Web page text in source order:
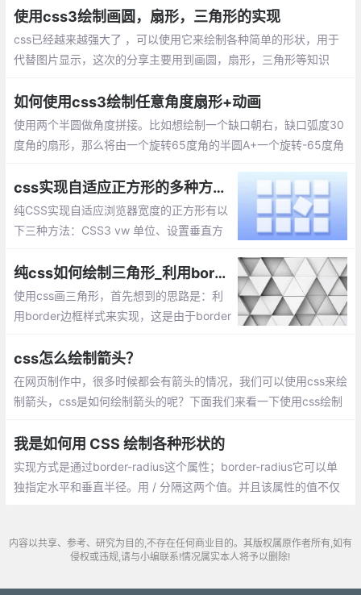
使用css3绘制画圆，扇形，三角形的实现
css已经越来越强大了 ，可以使用它来绘制各种简单的形状，用于
代替图片显示，这次的分享主要用到画圆，扇形，三角形等知识
如何使用css3绘制任意角度扇形+动画
使用两个半圆做角度拼接。比如想绘制一个缺口朝右，缺口弧度30
度角的扇形，那么将由一个旋转65度角的半圆A+一个旋转-65度角
css实现自适应正方形的多种方法实现
纯CSS实现自适应浏览器宽度的正方形有以
下三种方法：CSS3 vw 单位、设置垂直方
gin(padding)-top 撑开容器
纯css如何绘制三角形_利用border实现画三角形的原理方法
使用css画三角形，首先想到的思路是：利
用border边框样式来实现，这是由于border
css怎么绘制箭头？
在网页制作中，很多时候都会有箭头的情况，我们可以使用css来绘
制箭头，css是如何绘制箭头的呢？下面我们来看一下使用css绘制
我是如何用 CSS 绘制各种形状的
实现方式是通过border-radius这个属性；border-radius它可以单
独指定水平和垂直半径。用 / 分隔这两个值。并且该属性的值不仅
内容以共享、参考、研究为目的,不存在任何商业目的。其版权属原作者所有,如有
侵权或违规,请与小编联系!情况属实本人将予以删除!